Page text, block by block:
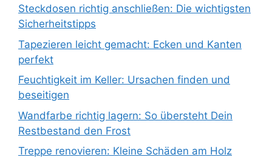
Steckdosen richtig anschließen: Die wichtigsten
Sicherheitstipps
Tapezieren leicht gemacht: Ecken und Kanten
perfekt
Feuchtigkeit im Keller: Ursachen finden und
beseitigen
Wandfarbe richtig lagern: So übersteht Dein
Restbestand den Frost
Treppe renovieren: Kleine Schäden am Holz